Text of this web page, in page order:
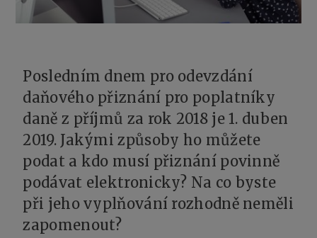
Posledním dnem pro odevzdání
daňového přiznání pro poplatníky
daně z příjmů za rok 2018 je 1. duben
2019. Jakými způsoby ho můžete
podat a kdo musí přiznání povinně
podávat elektronicky? Na co byste
při jeho vyplňování rozhodně neměli
zapomenout?